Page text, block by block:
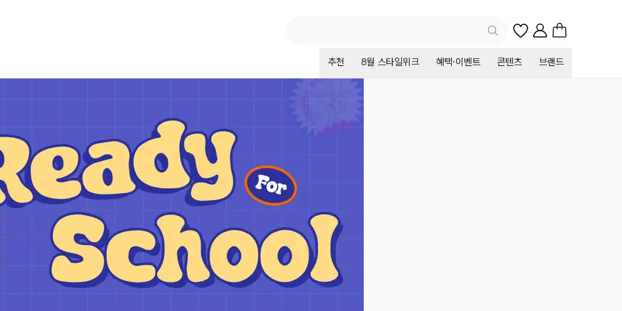
추천 8월 스타일위크 혜택·이벤트 콘텐츠 브랜드